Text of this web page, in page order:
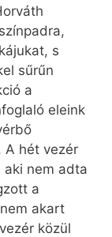
s
sűrűn
a
eleink
A hét vezér
aki nem adta
a
akart
közül